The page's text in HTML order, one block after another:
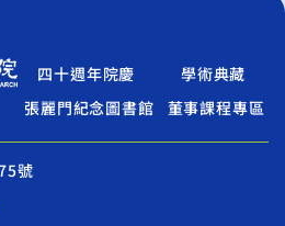
四十週年院慶
學術典藏
張麗門紀念圖書館
董事課程專區
號